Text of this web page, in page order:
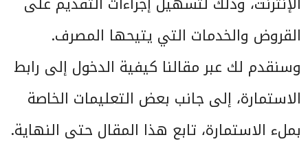
القروض والخدمات التي يتيحها المصرف.
وسنقدم لك عبر مقالنا كيفية الدخول إلى رابط
الاستمارة، إلى جانب بعض التعليمات الخاصة
بملء الاستمارة، تابع هذا المقال حتى النهاية.